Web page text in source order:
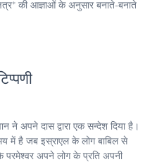
की आज्ञाओं के अनुसार बनाते-बनाते
ने अपने दास द्वारा एक सन्देश दिया है।
में है जब इस्राएल के लोग बाबिल से
परमेश्वर अपने लोग के प्रति अपनी